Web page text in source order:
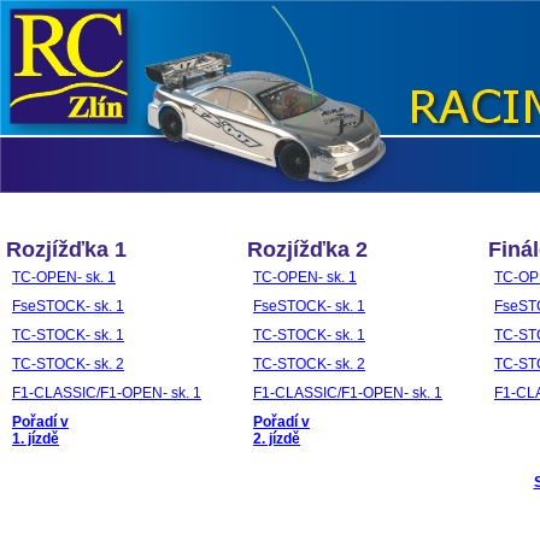
Rozjížďka 1
TC-OPEN- sk. 1
FseSTOCK- sk. 1
TC-STOCK- sk. 1
TC-STOCK- sk. 2
F1-CLASSIC/F1-OPEN- sk. 1
Pořadí v
1. jízdě
Rozjížďka 2
TC-OPEN- sk. 1
FseSTOCK- sk. 1
TC-STOCK- sk. 1
TC-STOCK- sk. 2
F1-CLASSIC/F1-OPEN- sk. 1
Pořadí v
2. jízdě
TC-
TC-
TC-
F1-